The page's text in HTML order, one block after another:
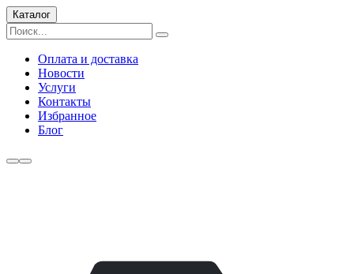
Каталог
Оплата и доставка
Новости
Услуги
Контакты
Избранное
Блог